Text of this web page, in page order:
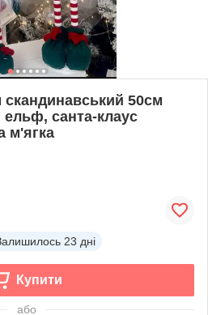
50см
ельф, санта-клаус
м'ягка
23 дні
Купити
або